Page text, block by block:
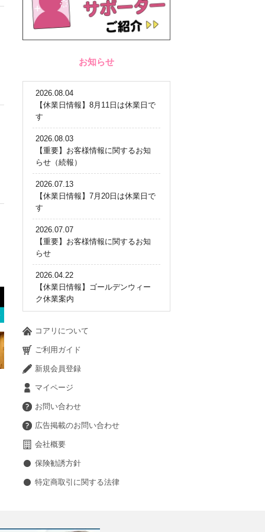
お知らせ
2026.08.04
【休業日情報】8月11日は休業日で
す
2026.08.03
【重要】お客様情報に関するお知
らせ（続報）
2026.07.13
【休業日情報】7月20日は休業日で
す
2026.07.07
【重要】お客様情報に関するお知
らせ
2026.04.22
【休業日情報】ゴールデンウィー
ク休業案内
コアリについて
ご利用ガイド
新規会員登録
マイページ
お問い合わせ
広告掲載のお問い合わせ
会社概要
保険勧誘方針
特定商取引に関する法律